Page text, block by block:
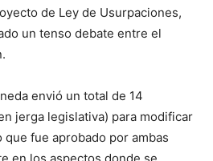
de Ley de Usurpaciones,
un tenso debate entre el
envió un total de 14
jerga legislativa) para modificar
fue aprobado por ambas